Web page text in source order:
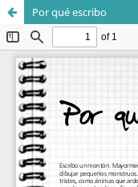
Sistema de
Bibliotecas
Departamento de
Ciencias Sociales
Por qué escribo